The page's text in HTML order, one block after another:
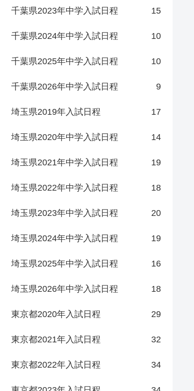
千葉県2023年中学入試日程 15
千葉県2024年中学入試日程 10
千葉県2025年中学入試日程 10
千葉県2026年中学入試日程 9
埼玉県2019年入試日程 17
埼玉県2020年中学入試日程 14
埼玉県2021年中学入試日程 19
埼玉県2022年中学入試日程 18
埼玉県2023年中学入試日程 20
埼玉県2024年中学入試日程 19
埼玉県2025年中学入試日程 16
埼玉県2026年中学入試日程 18
東京都2020年入試日程 29
東京都2021年入試日程 32
東京都2022年入試日程 34